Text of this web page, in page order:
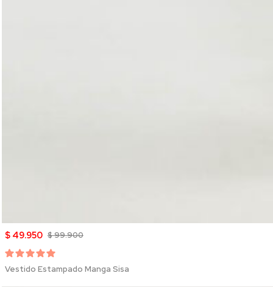
$ 49.950 $ 99.900
Vestido Estampado Manga Sisa